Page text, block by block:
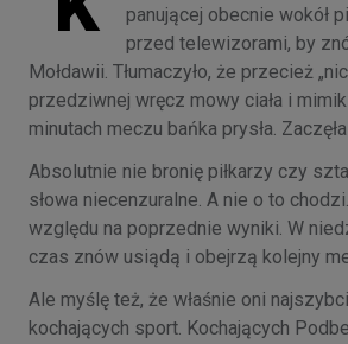
panującej obecnie wokół
przed telewizorami, by
Mołdawii. Tłumaczyło, że przecież
przedziwnej wręcz mowy ciała i
minutach meczu bańka prysła.
Absolutnie nie bronię piłkarzy czy
słowa niecenzuralne. A nie o to
względu na poprzednie wyniki. W
czas znów usiądą i obejrzą kolejny
Ale myślę też, że właśnie oni
kochających sport. Kochających